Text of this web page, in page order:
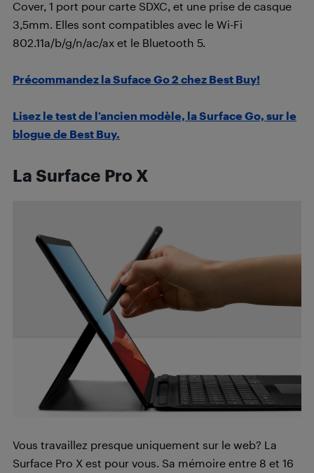
Cover, 1 port pour carte SDXC, et une prise de casque
3,5mm. Elles sont compatibles avec le Wi-Fi
802.11a/b/g/n/ac/ax et le Bluetooth 5.
Précommandez la Suface Go 2 chez Best Buy!
Lisez le test de l’ancien modèle, la Surface Go, sur le
blogue de Best Buy.
La Surface Pro X
Vous travaillez presque uniquement sur le web? La
Surface Pro X est pour vous. Sa mémoire entre 8 et 16